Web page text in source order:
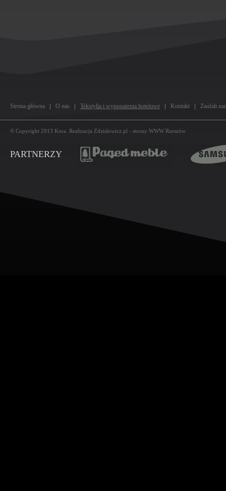
Strona główna O nas Tekstylia i wyposażenia hotelowe Kontakt Zaufali
© Copyright 2013 Kora . Realizacja Zdzislowicz.pl - strony WWW Rzeszów
PARTNERZY